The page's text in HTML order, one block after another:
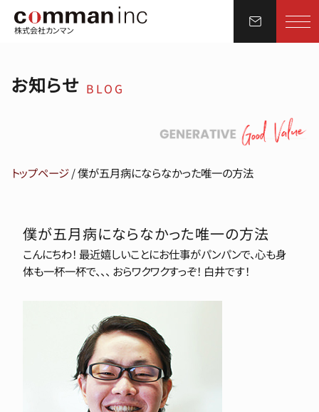
株式会社カンマン
お知らせ BLOG
トップページ/僕が五月病にならなかった唯一の方法
僕が五月病にならなかった唯一の方法
こんにちわ！ 最近嬉しいことにお仕事がパンパンで、心も身
体も一杯一杯で、、、 おらワクワクすっぞ！ 白井です！